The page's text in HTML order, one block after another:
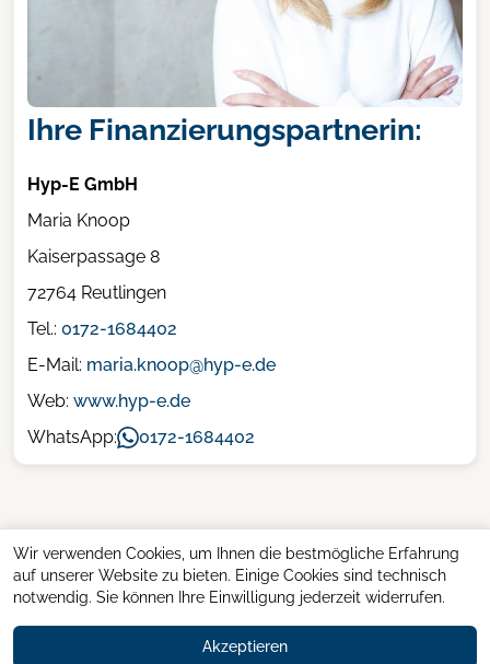
Ihre Finanzierungspartnerin:
Hyp-E GmbH
Maria Knoop
Kaiserpassage 8
72764 Reutlingen
Tel.: 0172-1684402
E-Mail: maria.knoop@hyp-e.de
Web: www.hyp-e.de
WhatsApp:
0172-1684402
© 2026 Kaibel Immobilien - Alle Rechte vorbehalten.
Wir verwenden Cookies, um Ihnen die bestmögliche Erfahrung
auf unserer Website zu bieten. Einige Cookies sind technisch
notwendig. Sie können Ihre Einwilligung jederzeit widerrufen.
Akzeptieren